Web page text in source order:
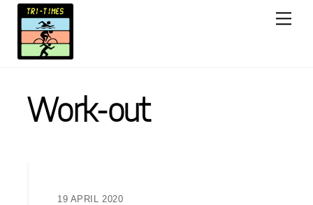
Skip
content
Work-out
19 APRIL 2020